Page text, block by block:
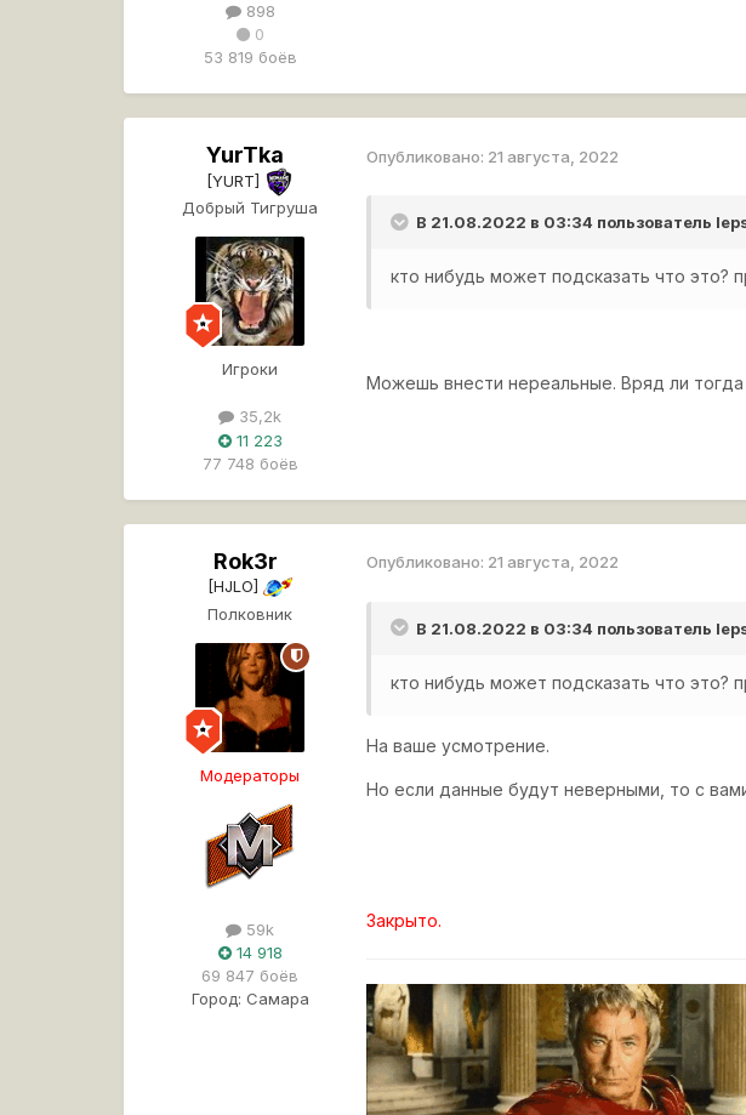
898
0
53 819 боёв
YurTka
[YURT]
Добрый Тигруша
Игроки
35,2k
11 223
77 748 боёв
Опубликовано: 21 августа, 2022
В 21.08.2022 в 03:34 пользователь
кто нибудь может подсказать что это?
Можешь внести нереальные. Вряд ли тогда
Rok3r
[HJLO]
Полковник
Модераторы
59k
14 918
69 847 боёв
Город: Самара
Опубликовано: 21 августа, 2022
В 21.08.2022 в 03:34 пользователь
кто нибудь может подсказать что это?
На ваше усмотрение.
Но если данные будут неверными, то с
Закрыто.